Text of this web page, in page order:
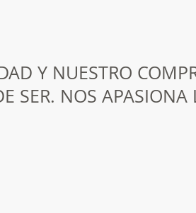
Y NUESTRO
SER. NOS